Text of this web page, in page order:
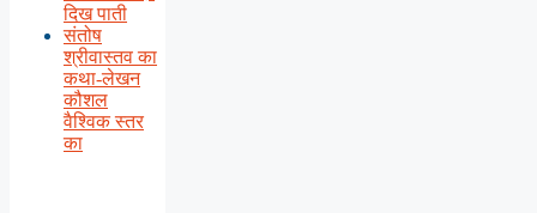
दिख पाती
संतोष
श्रीवास्तव का
कथा-लेखन
कौशल
वैश्विक स्तर
का